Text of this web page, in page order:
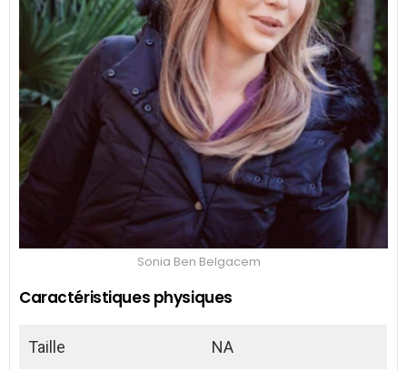
Sonia Ben Belgacem
Caractéristiques physiques
Taille NA